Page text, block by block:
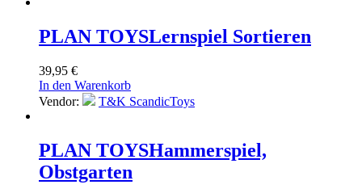
PLAN TOYSLernspiel Sortieren
39,95 €
In den Warenkorb
Vendor:
T&K ScandicToys
PLAN TOYSHammerspiel,
Obstgarten